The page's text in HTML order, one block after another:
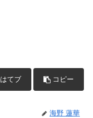
はてブ コピー
海野 蓮華